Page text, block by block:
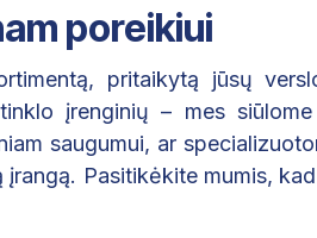
poreikiui
pritaikytą jūsų
įrenginių – mes
saugumui, ar
Pasitikėkite mumis,